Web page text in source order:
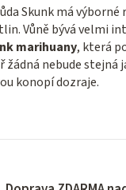
Skunk má
Vůně bývá velmi
marihuany, která
žádná nebude stejná
konopí dozraje.